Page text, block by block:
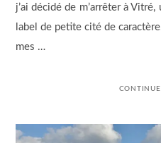
j’ai décidé de m’arrêter à
label de petite cité de
mes …